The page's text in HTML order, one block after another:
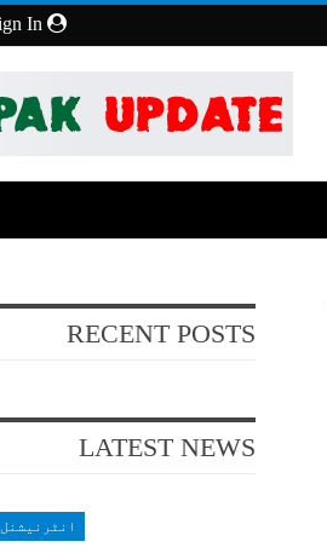
RECENT POSTS
LATEST NEWS
انٹرنیشنل